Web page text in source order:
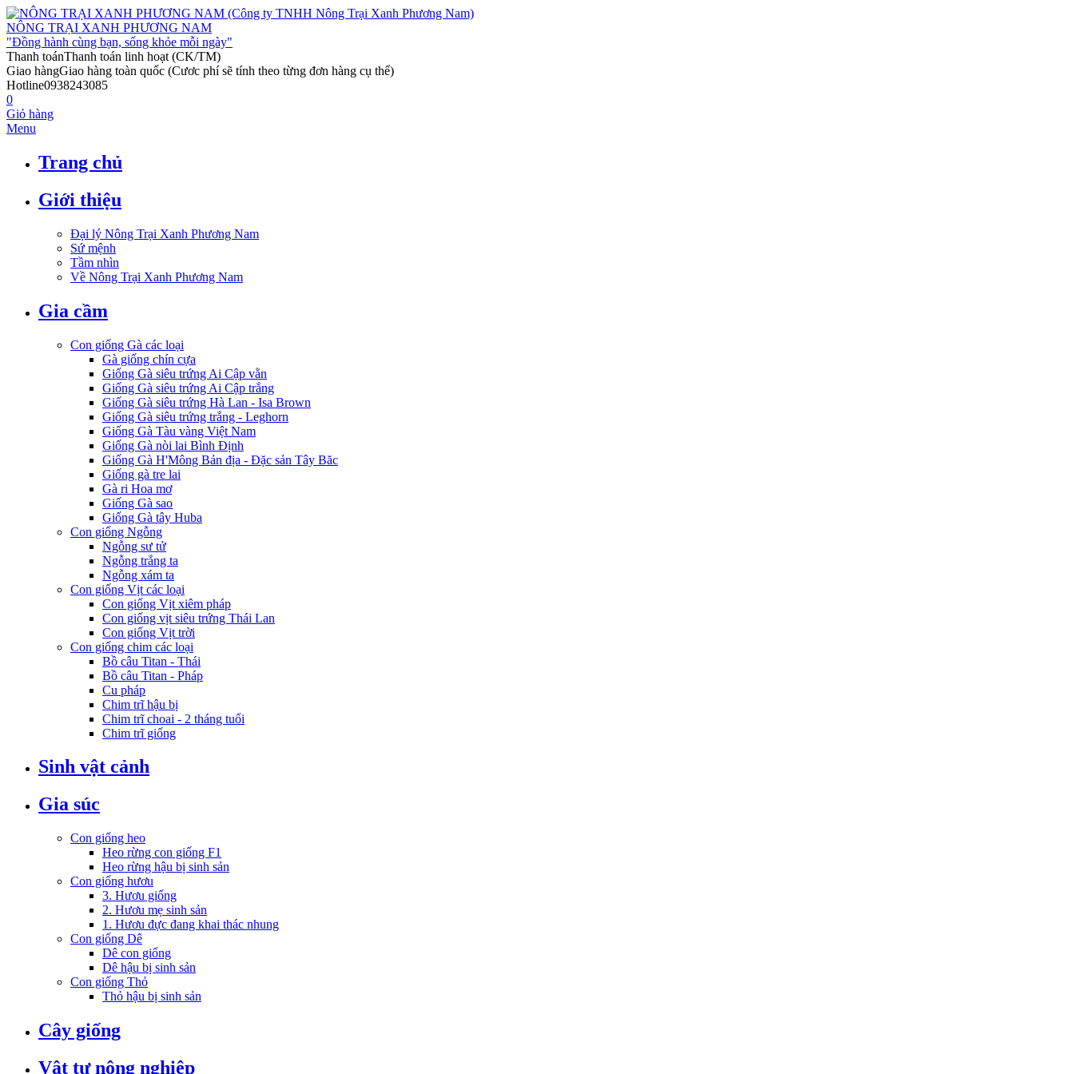
NÔNG TRẠI XANH PHƯƠNG NAM
"Đồng hành cùng bạn, sống khỏe mỗi ngày"
Thanh toánThanh toán linh hoạt (CK/TM)
Giao hàngGiao hàng toàn quốc (Cươc phí sẽ tính theo từng đơn hàng cụ thể)
Hotline0938243085
0
Giỏ hàng
Menu
Trang chủ
Giới thiệu
Đại lý Nông Trại Xanh Phương Nam
Sứ mệnh
Tầm nhìn
Về Nông Trại Xanh Phương Nam
Gia cầm
Con giống Gà các loại
Gà giống chín cựa
Giống Gà siêu trứng Ai Cập vằn
Giống Gà siêu trứng Ai Cập trắng
Giống Gà siêu trứng Hà Lan - Isa Brown
Giống Gà siêu trứng trắng - Leghorn
Giống Gà Tàu vàng Việt Nam
Giống Gà nòi lai Bình Định
Giống Gà H'Mông Bản địa - Đặc sản Tây Băc
Giống gà tre lai
Gà ri Hoa mơ
Giống Gà sao
Giống Gà tây Huba
Con giống Ngỗng
Ngỗng sư tử
Ngỗng trắng ta
Ngỗng xám ta
Con giống Vịt các loại
Con giống Vịt xiêm pháp
Con giống vịt siêu trứng Thái Lan
Con giống Vịt trời
Con giống chim các loại
Bồ câu Titan - Thái
Bồ câu Titan - Pháp
Cu pháp
Chim trĩ hậu bị
Chim trĩ choai - 2 tháng tuổi
Chim trĩ giống
Sinh vật cảnh
Gia súc
Con giống heo
Heo rừng con giống F1
Heo rừng hậu bị sinh sản
Con giống hươu
3. Hươu giống
2. Hươu mẹ sinh sản
1. Hươu đực đang khai thác nhung
Con giống Dê
Dê con giống
Dê hậu bị sinh sản
Con giống Thỏ
Thỏ hậu bị sinh sản
Cây giống
Vật tư nông nghiệp